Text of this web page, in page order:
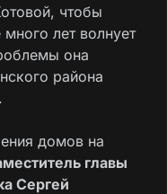
чтобы
лет волнует
она
района
домов на
главы
Сергей